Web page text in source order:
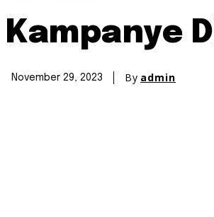
Kampanye
November 29, 2023 By admin